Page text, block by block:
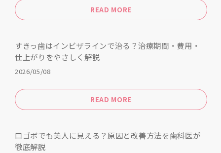
READ MORE
すきっ歯はインビザラインで治る？治療期間・費用・
仕上がりをやさしく解説
2026/05/08
READ MORE
口ゴボでも美人に見える？原因と改善方法を歯科医が
徹底解説